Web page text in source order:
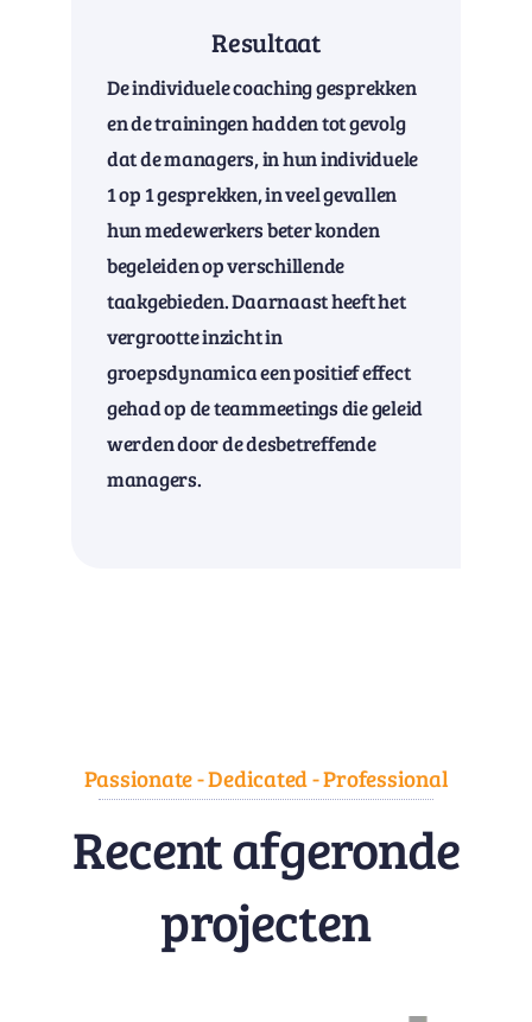
Resultaat
De individuele coaching gesprekken
en de trainingen hadden tot gevolg
dat de managers, in hun individuele
1 op 1 gesprekken, in veel gevallen
hun medewerkers beter konden
begeleiden op verschillende
taakgebieden. Daarnaast heeft het
vergrootte inzicht in
groepsdynamica een positief effect
gehad op de teammeetings die geleid
werden door de desbetreffende
managers.
Passionate - Dedicated - Professional
Recent afgeronde
projecten